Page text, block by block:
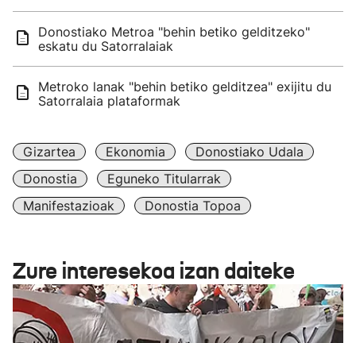
Donostiako Metroa "behin betiko gelditzeko"
eskatu du Satorralaiak
Metroko lanak "behin betiko gelditzea" exijitu du
Satorralaia plataformak
Gizartea Ekonomia
Donostiako Udala
Donostia
Eguneko Titularrak
Manifestazioak
Donostia Topoa
Zure interesekoa izan daiteke